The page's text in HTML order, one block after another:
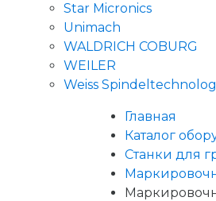
Star Micronics
Unimach
WALDRICH COBURG
WEILER
Weiss
Главная
Каталог
Станки для